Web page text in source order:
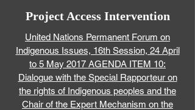
Project Access Intervention
United Nations Permanent Forum on
Indigenous Issues, 16th Session, 24 April
to 5 May 2017 AGENDA ITEM 10:
Dialogue with the Special Rapporteur on
the rights of Indigenous peoples and the
Chair of the Expert Mechanism on the